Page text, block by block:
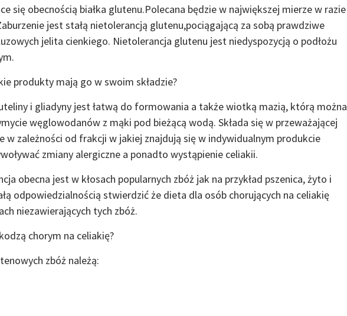
się obecnością białka glutenu.Polecana będzie w największej mierze w razie
jest stałą nietolerancją glutenu,pociągającą za sobą prawdziwe
jelita cienkiego. Nietolerancja glutenu jest niedyspozycją o podłożu
produkty mają go w swoim składzie?
i gliadyny jest łatwą do formowania a także wiotką mazią, którą można
węglowodanów z mąki pod bieżącą wodą. Składa się w przeważającej
w zależności od frakcji w jakiej znajdują się w indywidualnym produkcie
zmiany alergiczne a ponadto wystąpienie celiakii.
obecna jest w kłosach popularnych zbóż jak na przykład pszenica, żyto i
odpowiedzialnością stwierdzić że dieta dla osób chorujących na celiakię
niezawierających tych zbóż.
chorym na celiakię?
zbóż należą: